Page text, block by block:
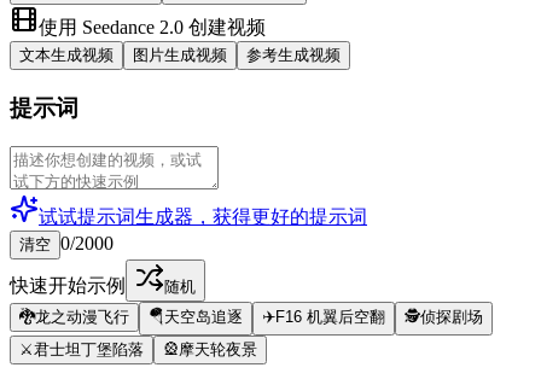
使用 Seedance 2.0 创建视频
文本生成视频 图片生成视频 参考生成视频
提示词
试试提示词生成器，获得更好的提示词
清空 0/2000
快速开始示例
随机
🐉龙之动漫飞行 🪂天空岛追逐 ✈️F16 机翼后空翻 🕵️侦探剧场
⚔️君士坦丁堡陷落 🎡摩天轮夜景